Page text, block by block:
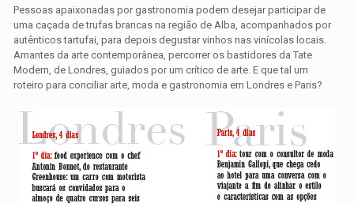
Pessoas apaixonadas por gastronomia podem desejar participar de
uma caçada de trufas brancas na região de Alba, acompanhados por
autênticos tartufai, para depois degustar vinhos nas vinícolas locais.
Amantes da arte contemporânea, percorrer os bastidores da Tate
Modern, de Londres, guiados por um crítico de arte. E que tal um
roteiro para conciliar arte, moda e gastronomia em Londres e Paris?